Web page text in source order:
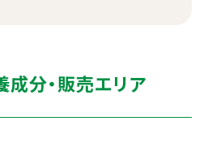
成分・販売エリア